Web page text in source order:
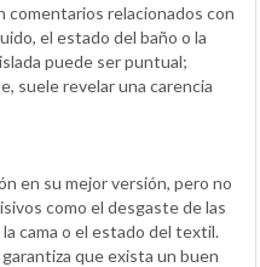
comentarios relacionados con
el estado del baño o la
puede ser puntual;
suele revelar una carencia
en su mejor versión, pero no
como el desgaste de las
cama o el estado del textil.
que exista un buen